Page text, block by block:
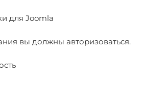
для Joomla
вы должны авторизоваться.